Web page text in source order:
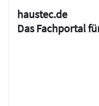
haustec.de
Das Fachportal